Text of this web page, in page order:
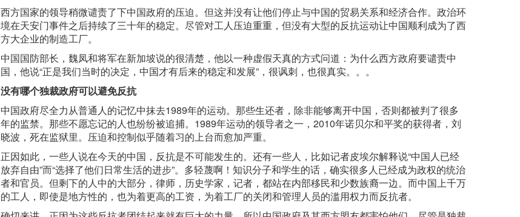
西方国家的领导稍微谴责了下中国政府的压迫。但这并没有让他们停止与中国的贸易关系和经济合作。政治环
境在天安门事件之后持续了三十年的稳定。尽管对工人压迫重重，但没有大型的反抗运动让中国顺利成为了西
方大企业的制造工厂。
中国国防部长，魏凤和将军在新加坡说的很清楚，他以一种虚假天真的方式问道：为什么西方政府要谴责中
国，他说“正是我们当时的决定，中国才有后来的稳定和发展”，很讽刺，也很真实。。。
没有哪个独裁政府可以避免反抗
中国政府尽全力从普通人的记忆中抹去1989年的运动。那些生还者，除非能够离开中国，否则都被判了很多
年的监禁。那些不愿忘记的人也纷纷被追捕。1989年运动的领导者之一，2010年诺贝尔和平奖的获得者，刘
晓波，死在监狱里。压迫和控制似乎随着习的上台而愈加严重。
正因如此，一些人说在今天的中国，反抗是不可能发生的。还有一些人，比如记者皮埃尔解释说“中国人已经
放弃自由”而“选择了他们日常生活的进步”。多轻蔑啊！知识分子和学生的话，确实很多人已经成为政权的统治
者和官员。但剩下的人中的大部分，律师，历史学家，记者，都站在内部移民和少数族裔一边。而中国上千万
的工人，即使是地方性的，也为着更高的工资，为着工厂的关闭和管理人员的滥用权力而反抗者。